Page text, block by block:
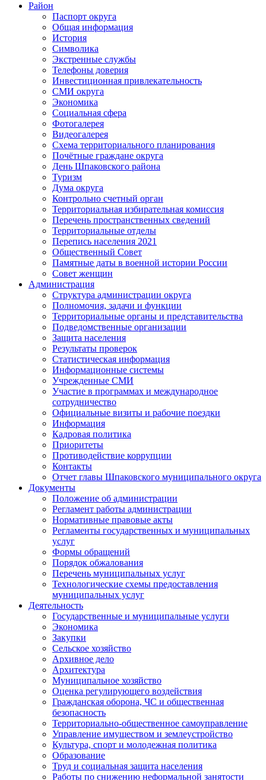
Район
Паспорт округа
Общая информация
История
Символика
Экстренные службы
Телефоны доверия
Инвестиционная привлекательность
СМИ округа
Экономика
Социальная сфера
Фотогалерея
Видеогалерея
Схема территориального планирования
Почётные граждане округа
День Шпаковского района
Туризм
Дума округа
Контрольно счетный орган
Территориальная избирательная комиссия
Перечень пространственных сведений
Территориальные отделы
Перепись населения 2021
Общественный Совет
Памятные даты в военной истории России
Совет женщин
Администрация
Структура администрации округа
Полномочия, задачи и функции
Территориальные органы и представительства
Подведомственные организации
Защита населения
Результаты проверок
Статистическая информация
Информационные системы
Учрежденные СМИ
Участие в программах и международное
сотрудничество
Официальные визиты и рабочие поездки
Информация
Кадровая политика
Приоритеты
Противодействие коррупции
Контакты
Отчет главы Шпаковского муниципального округа
Документы
Положение об администрации
Регламент работы администрации
Нормативные правовые акты
Регламенты государственных и муниципальных
услуг
Формы обращений
Порядок обжалования
Перечень муниципальных услуг
Технологические схемы предоставления
муниципальных услуг
Деятельность
Государственные и муниципальные услуги
Экономика
Закупки
Сельское хозяйство
Архивное дело
Архитектура
Муниципальное хозяйство
Оценка регулирующего воздействия
Гражданская оборона, ЧС и общественная
безопасность
Территориально-общественное самоуправление
Управление имуществом и землеустройство
Культура, спорт и молодежная политика
Образование
Труд и социальная защита населения
Работы по снижению неформальной занятости